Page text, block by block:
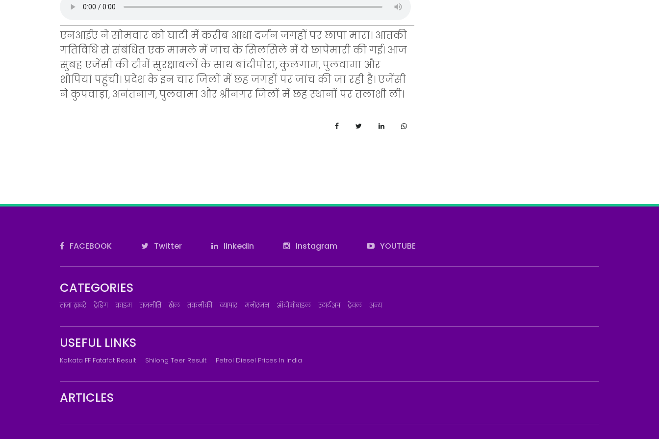
एनआईए ने सोमवार को घाटी में करीब आधा दर्जन जगहों पर छापा मारा। आतंकी
गतिविधि से संबंधित एक मामले में जांच के सिलसिले में ये छापेमारी की गई। आज
सुबह एजेंसी की टीमें सुरक्षाबलों के साथ बांदीपोरा, कुलगाम, पुलवामा और
शोपियां पहुंची। प्रदेश के इन चार जिलों में छह जगहों पर जांच की जा रही है। एजेंसी
ने कुपवाड़ा, अनंतनाग, पुलवामा और श्रीनगर जिलों में छह स्थानों पर तलाशी ली।
FACEBOOK Twitter linkedin Instagram YOUTUBE
CATEGORIES
ताज़ा ख़बरें ट्रेंडिंग क्राइम राजनीति खेल तकनीकी व्यापार मनोरंजन ऑटोमोबाइल स्टार्टअप ट्रेवल अन्य
USEFUL LINKS
Kolkata FF Fatafat Result Shilong Teer Result Petrol Diesel Prices In India
ARTICLES